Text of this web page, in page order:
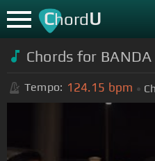
ChordU
Chords for BANDA
Tempo: 124.15 bpm